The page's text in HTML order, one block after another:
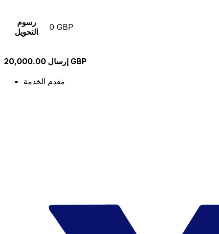
رسوم
التحويل
0 GBP
إرسال 20,000.00 GBP
مقدم الخدمة